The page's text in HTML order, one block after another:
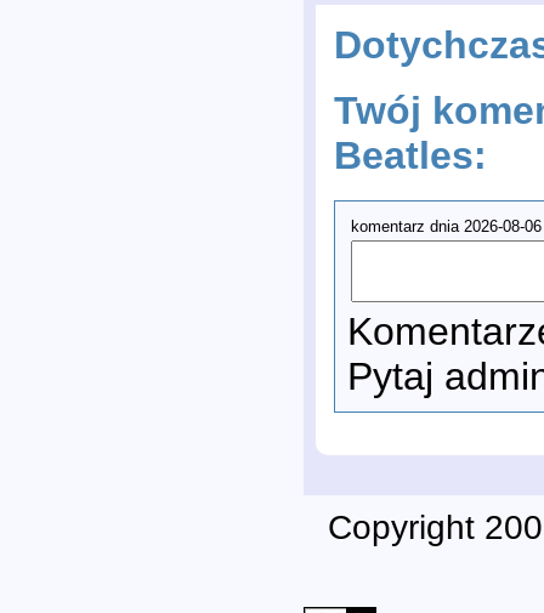
Twój
Beatles:
komentarz dnia 2026-08-
Pytaj
Copyright